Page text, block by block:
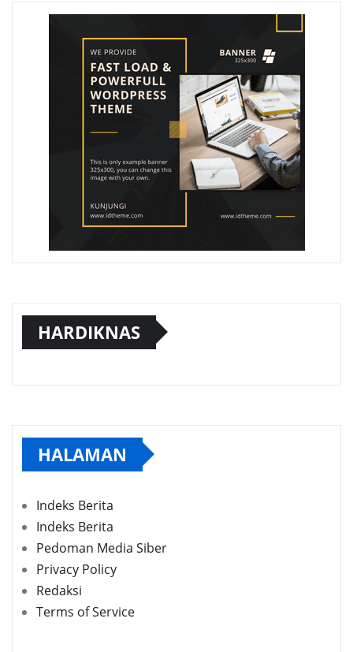
HARDIKNAS
HALAMAN
Indeks Berita
Indeks Berita
Pedoman Media Siber
Privacy Policy
Redaksi
Terms of Service